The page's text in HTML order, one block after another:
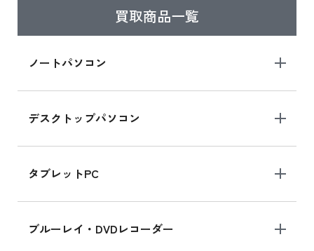
買取商品一覧
ノートパソコン
デスクトップパソコン
タブレットPC
ブルーレイ・DVDレコーダー
ら
iPad mini シリーズ 2024
iPad mini 8.3インチ の新品買取価格
iPhone 16 シリーズ
iPhone 16 の新品買取価格